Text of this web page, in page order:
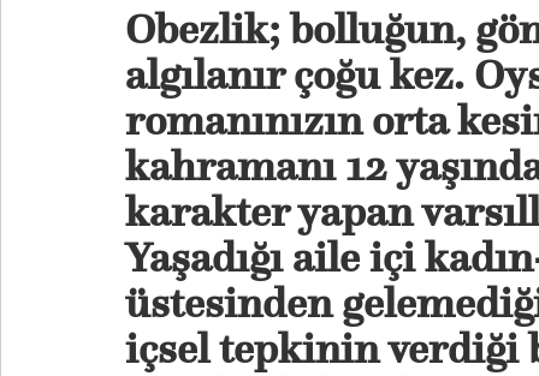
Obezlik; bolluğun,
algılanır çoğu kez.
romanınızın orta
kahramanı 12
karakter yapan
Yaşadığı aile içi
üstesinden
içsel tepkinin verdiği